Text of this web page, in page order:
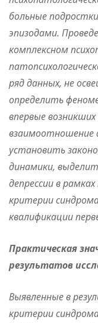
больные
эпизодами.
комплексном
ряд данных, не
определить
впервые
взаимоотношение
установить
динамики,
депрессии в
критерии
квалификации
Практическая
результатов
Выявленные в
критерии